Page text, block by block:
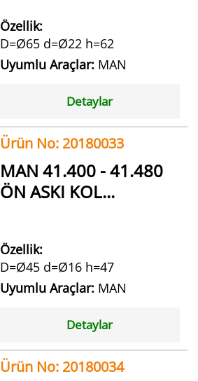
Özellik:
D=Ø65 d=Ø22 h=62
Uyumlu Araçlar: MAN
Detaylar
Ürün No: 20180033
MAN 41.400 - 41.480
ÖN ASKI KOL...
Özellik:
D=Ø45 d=Ø16 h=47
Uyumlu Araçlar: MAN
Detaylar
Ürün No: 20180034